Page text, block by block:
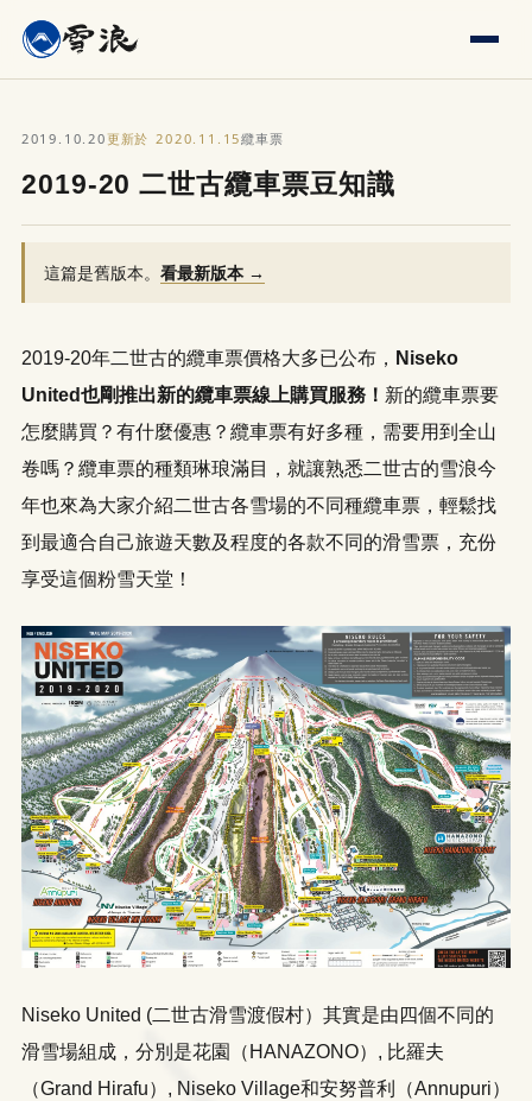
2019.10.20 更新於 2020.11.15纜車票
2019-20 二世古纜車票豆知識
這篇是舊版本。 看最新版本 →
2019-20年二世古的纜車票價格大多已公布， Niseko
United也剛推出新的纜車票​​線上購買服務！ 新的纜車票要
怎麼購買？有什麼優惠？纜車票有好多種，需要用到全山
卷嗎？纜車票的種類琳琅滿目，就讓熟悉二世古的雪浪今
年也來為大家介紹二世古各雪場的不同種纜車票，輕鬆找
到最適合自己旅遊天數及程度的各款不同的滑雪票，充份
享受這個粉雪天堂！
Niseko United (二世古滑雪渡假村）其實是由四個不同的
滑雪場組成，分別是花園（HANAZONO）, 比羅夫
（Grand Hirafu）, Niseko Village和安努普利（Annupuri）